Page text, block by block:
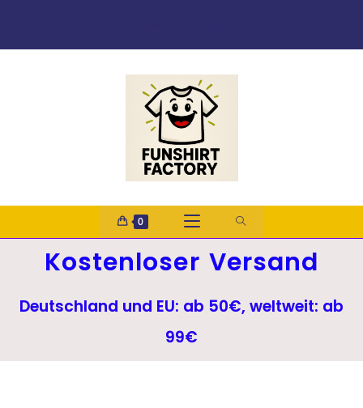
0
Kostenloser Versand
Deutschland und EU: ab 50€, weltweit: ab
99€